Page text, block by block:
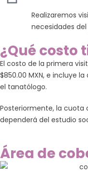
Realizaremos
necesidades
¿Qué costo
El costo de la primera
$850.00 MXN, e incluye
el tanatólogo.
Posteriormente, la cuota
dependerá del estudio
Área de